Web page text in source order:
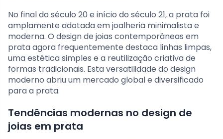
No final do século 20 e início do século 21, a prata foi
amplamente adotada em joalheria minimalista e
moderna. O design de joias contemporâneas em
prata agora frequentemente destaca linhas limpas,
uma estética simples e a reutilização criativa de
formas tradicionais. Esta versatilidade do design
moderno abriu um mercado global e diversificado
para a prata.
Tendências modernas no design de
joias em prata